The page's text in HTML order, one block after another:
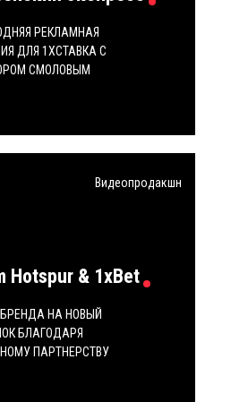
РЕКЛАМНАЯ
ДЛЯ 1XСТАВКА С
СМОЛОВЫМ
Hotspur & 1xBet
НА НОВЫЙ
БЛАГОДАРЯ
ПАРТНЕРСТВУ
Видеопродакшн